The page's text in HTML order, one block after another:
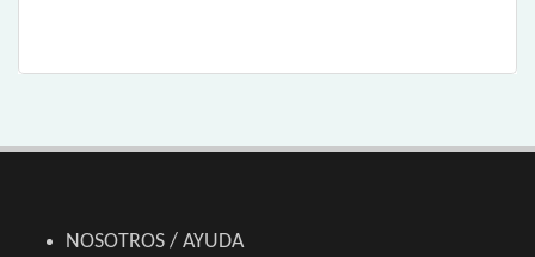
NOSOTROS / AYUDA